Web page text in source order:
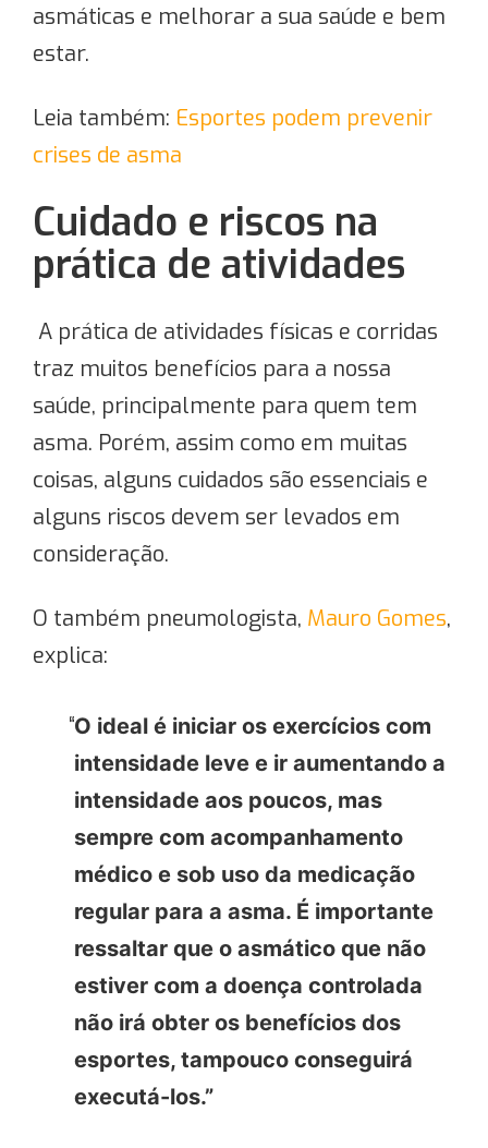
asmáticas e melhorar a sua saúde e bem
estar.
Leia também: Esportes podem prevenir
crises de asma
Cuidado e riscos na
prática de atividades
A prática de atividades físicas e corridas
traz muitos benefícios para a nossa
saúde, principalmente para quem tem
asma. Porém, assim como em muitas
coisas, alguns cuidados são essenciais e
alguns riscos devem ser levados em
consideração.
O também pneumologista, Mauro Gomes,
explica:
O ideal é iniciar os exercícios com
intensidade leve e ir aumentando a
intensidade aos poucos, mas
sempre com acompanhamento
médico e sob uso da medicação
regular para a asma. É importante
ressaltar que o asmático que não
estiver com a doença controlada
não irá obter os benefícios dos
esportes, tampouco conseguirá
executá-los.”